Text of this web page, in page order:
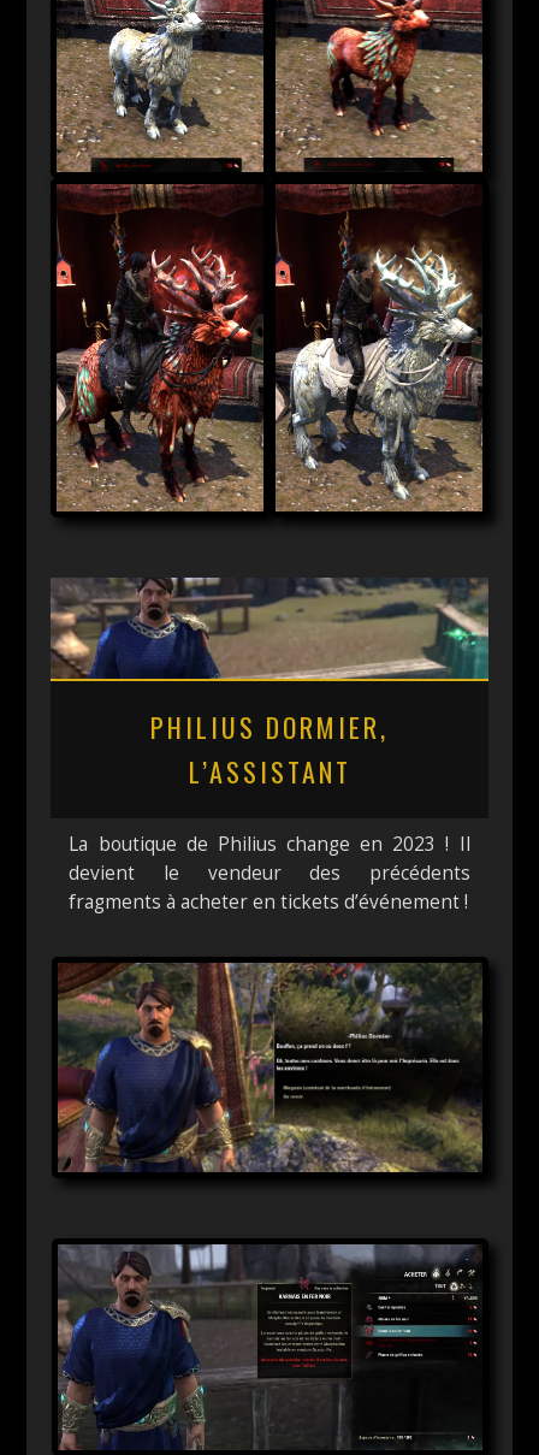
PHILIUS DORMIER,
L’ASSISTANT
La boutique de Philius change en 2023 ! Il
devient le vendeur des précédents
fragments à acheter en tickets d’événement !